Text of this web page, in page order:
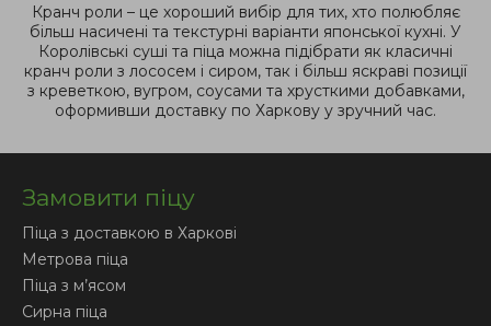
Кранч роли – це хороший вибір для тих, хто полюбляє
більш насичені та текстурні варіанти японської кухні. У
Королівські суші та піца можна підібрати як класичні
кранч роли з лососем і сиром, так і більш яскраві позиції
з креветкою, вугром, соусами та хрусткими добавками,
оформивши доставку по Харкову у зручний час.
Замовити піцу
Піца з доставкою в Харкові
Метрова піца
Піца з м’ясом
Сирна піца